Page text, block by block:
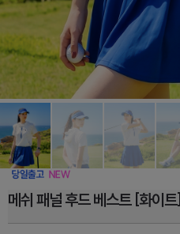
메쉬 패널 후드 베스트 [화이트]